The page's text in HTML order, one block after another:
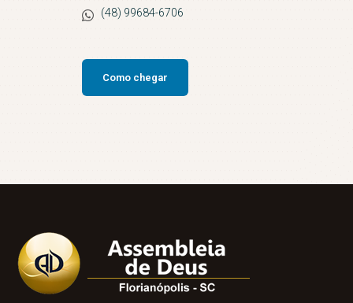
(48) 99684-6706
Como chegar